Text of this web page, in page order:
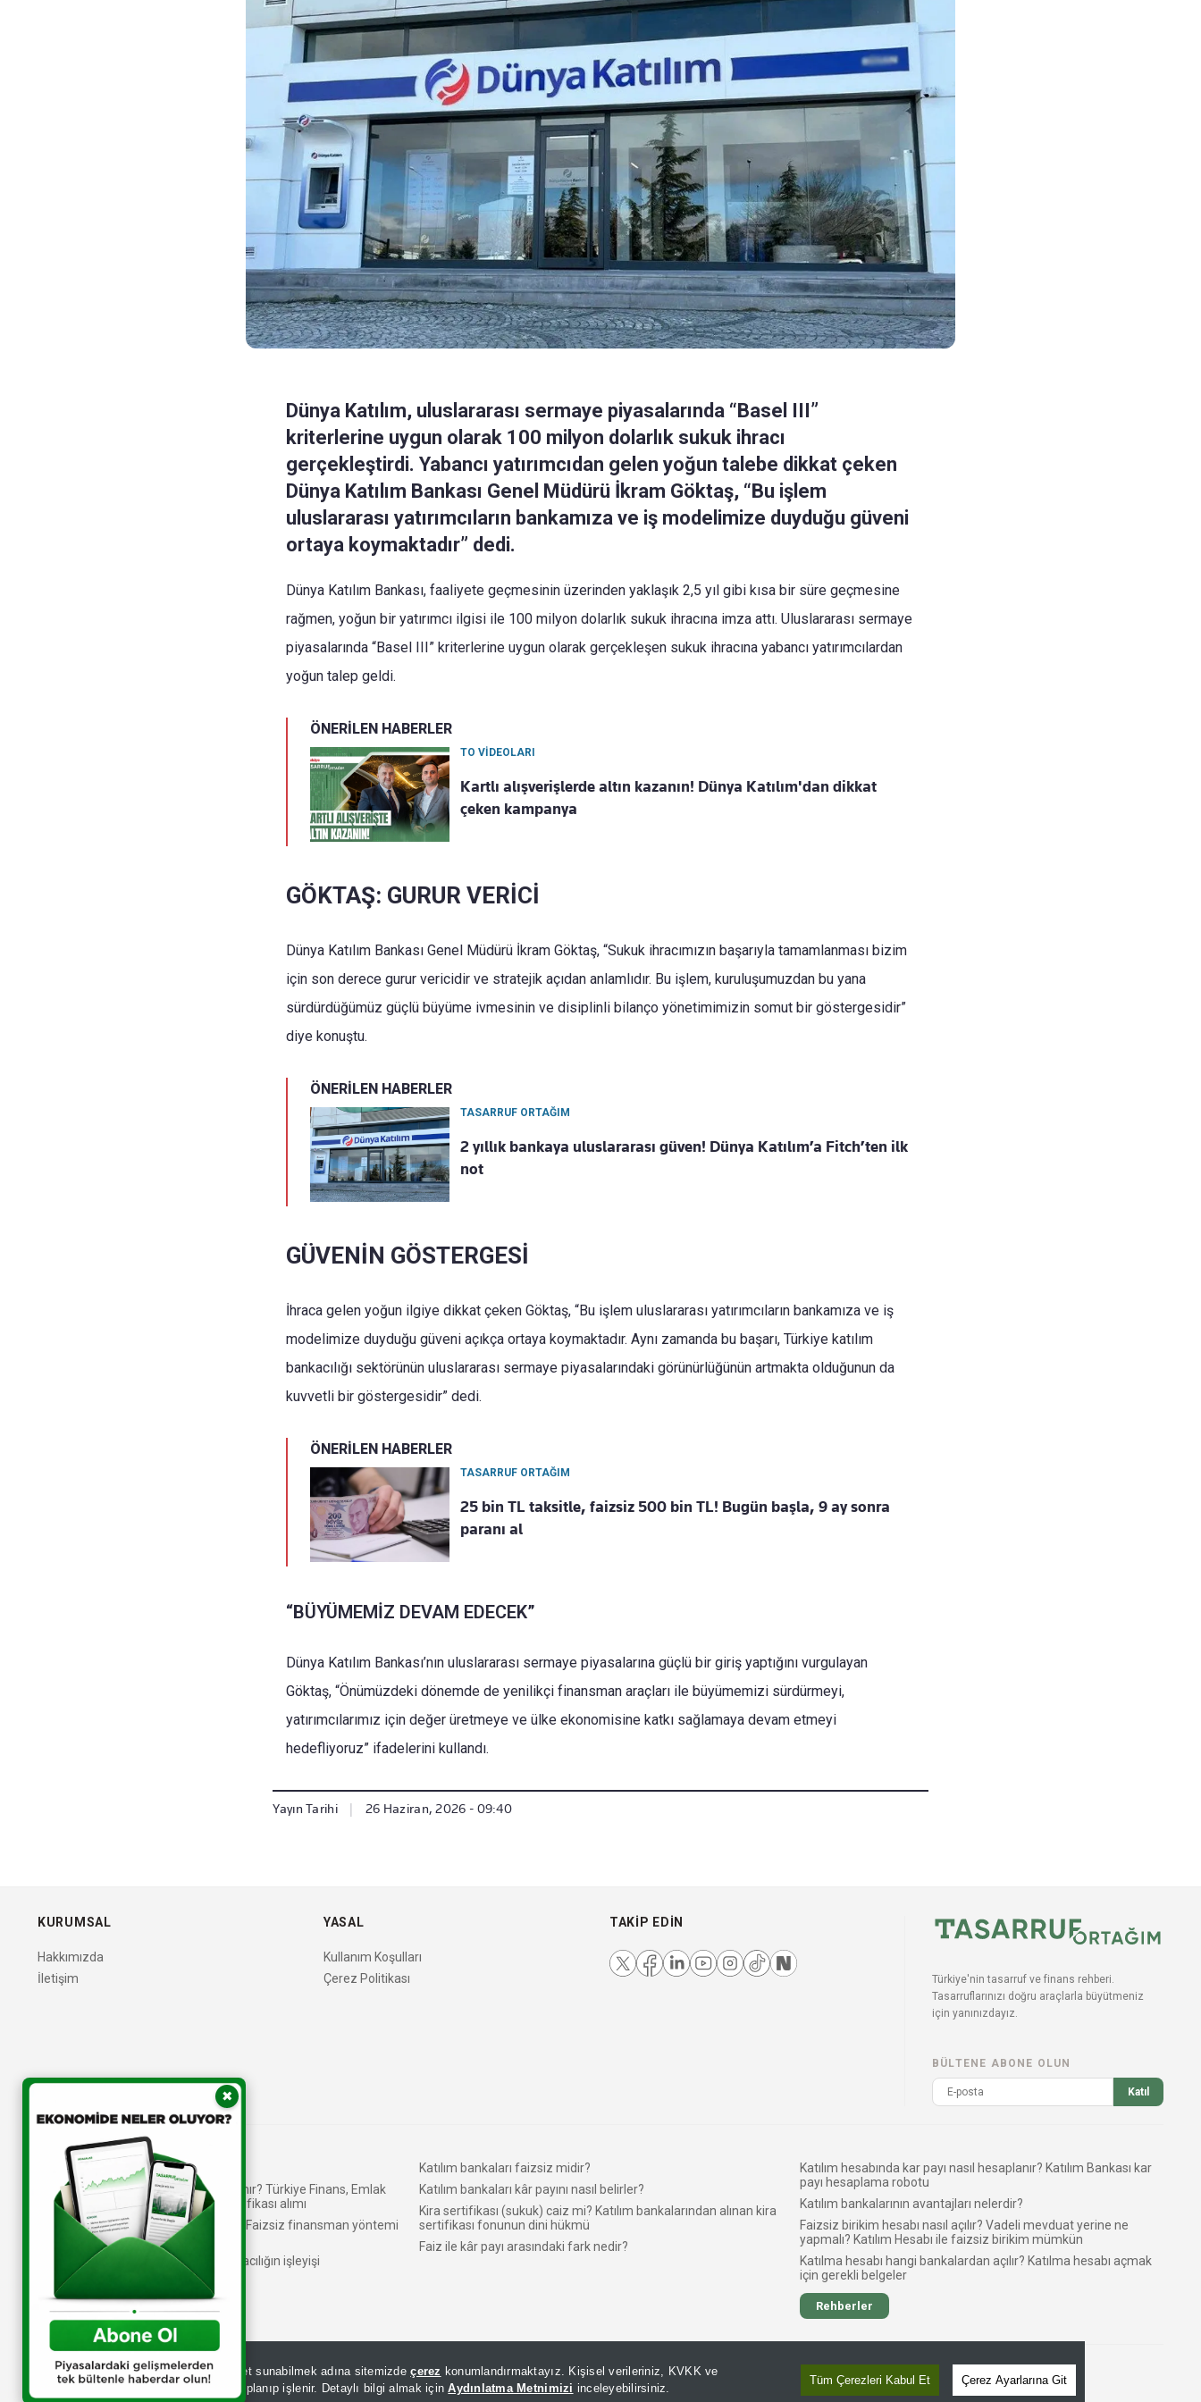
Sizlere daha iyi hizmet sunabilmek adına sitemizdeçerez konumlandırmaktayız. Kişisel verileriniz, KVKK ve
GDPR kapsamında toplanıp işlenir. Detaylı bilgi almak içinAydınlatma Metnimizi inceleyebilirsiniz.
Tüm Çerezleri Kabul Et Çerez Ayarlarına Git
Dünya Katılım, uluslararası sermaye piyasalarında “Basel III”
kriterlerine uygun olarak 100 milyon dolarlık sukuk ihracı
gerçekleştirdi. Yabancı yatırımcıdan gelen yoğun talebe dikkat çeken
Dünya Katılım Bankası Genel Müdürü İkram Göktaş, “Bu işlem
uluslararası yatırımcıların bankamıza ve iş modelimize duyduğu güveni
ortaya koymaktadır” dedi.
Dünya Katılım Bankası, faaliyete geçmesinin üzerinden yaklaşık 2,5 yıl gibi kısa bir süre geçmesine
rağmen, yoğun bir yatırımcı ilgisi ile 100 milyon dolarlık sukuk ihracına imza attı. Uluslararası sermaye
piyasalarında “Basel III” kriterlerine uygun olarak gerçekleşen sukuk ihracına yabancı yatırımcılardan
yoğun talep geldi.
ÖNERİLEN HABERLER
TO VİDEOLARI
Kartlı alışverişlerde altın kazanın! Dünya Katılım'dan dikkat
çeken kampanya
GÖKTAŞ: GURUR VERİCİ
Dünya Katılım Bankası Genel Müdürü İkram Göktaş, “Sukuk ihracımızın başarıyla tamamlanması bizim
için son derece gurur vericidir ve stratejik açıdan anlamlıdır. Bu işlem, kuruluşumuzdan bu yana
sürdürdüğümüz güçlü büyüme ivmesinin ve disiplinli bilanço yönetimimizin somut bir göstergesidir”
diye konuştu.
ÖNERİLEN HABERLER
TASARRUF ORTAĞIM
2 yıllık bankaya uluslararası güven! Dünya Katılım’a Fitch’ten ilk
not
GÜVENİN GÖSTERGESİ
İhraca gelen yoğun ilgiye dikkat çeken Göktaş, “Bu işlem uluslararası yatırımcıların bankamıza ve iş
modelimize duyduğu güveni açıkça ortaya koymaktadır. Aynı zamanda bu başarı, Türkiye katılım
bankacılığı sektörünün uluslararası sermaye piyasalarındaki görünürlüğünün artmakta olduğunun da
kuvvetli bir göstergesidir” dedi.
ÖNERİLEN HABERLER
TASARRUF ORTAĞIM
25 bin TL taksitle, faizsiz 500 bin TL! Bugün başla, 9 ay sonra
paranı al
“BÜYÜMEMİZ DEVAM EDECEK”
Dünya Katılım Bankası’nın uluslararası sermaye piyasalarına güçlü bir giriş yaptığını vurgulayan
Göktaş, “Önümüzdeki dönemde de yenilikçi finansman araçları ile büyümemizi sürdürmeyi,
yatırımcılarımız için değer üretmeye ve ülke ekonomisine katkı sağlamaya devam etmeyi
hedefliyoruz” ifadelerini kullandı.
Yayın Tarihi 26 Haziran, 2026 - 09:40
KURUMSAL
Hakkımızda
İletişim
YASAL
Kullanım Koşulları
Çerez Politikası
TAKIP EDIN
Katılım bankaları nasıl kâr elde eder?
Kira Sertifikası (Sukuk) nedir, nasıl alınır? Türkiye Finans, Emlak
Katılım, Ziraat - Vakıf Katılım kira sertifikası alımı
Faiz hassasiyeti olanlar tercih ediyor! Faizsiz finansman yöntemi
Murabaha nedir, nasıl çalışır?
Katılım fonu nasıl alınır? Faizsiz bankacılığın işleyişi
Katılım bankaları faizsiz midir?
Katılım bankaları kâr payını nasıl belirler?
Kira sertifikası (sukuk) caiz mi? Katılım bankalarından alınan kira
sertifikası fonunun dini hükmü
Faiz ile kâr payı arasındaki fark nedir?
Katılım hesabında kar payı nasıl hesaplanır? Katılım Bankası kar
payı hesaplama robotu
Katılım bankalarının avantajları nelerdir?
Faizsiz birikim hesabı nasıl açılır? Vadeli mevduat yerine ne
yapmalı? Katılım Hesabı ile faizsiz birikim mümkün
Katılma hesabı hangi bankalardan açılır? Katılma hesabı açmak
için gerekli belgeler
Rehberler
Türkiye'nin tasarruf ve finans rehberi.
Tasarruflarınızı doğru araçlarla büyütmeniz
için yanınızdayız.
BÜLTENE ABONE OLUN
Katıl
© 2026 AKILLI TASARRUF FINANSI. TÜM HAKLARI SAKLIDIR.
✖